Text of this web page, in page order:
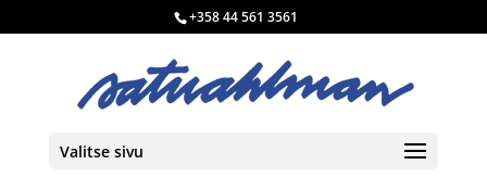
+358 44 561 3561
Valitse sivu